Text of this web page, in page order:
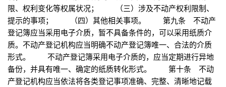
限、权利变化等权属状况； （三）涉及不动产权利限制、
提示的事项； （四）其他相关事项。 第九条 不动产
登记簿应当采用电子介质，暂不具备条件的，可以采用纸质介
质。不动产登记机构应当明确不动产登记簿唯一、合法的介质
形式。 不动产登记簿采用电子介质的，应当定期进行异地
备份，并具有唯一、确定的纸质转化形式。 第十条 不动
产登记机构应当依法将各类登记事项准确、完整、清晰地记载